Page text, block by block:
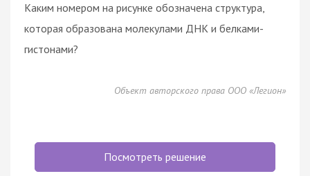
Каким номером на рисунке обозначена структура,
которая образована молекулами ДНК и белками-
гистонами?
Объект авторского права ООО «Легион»
Посмотреть решение